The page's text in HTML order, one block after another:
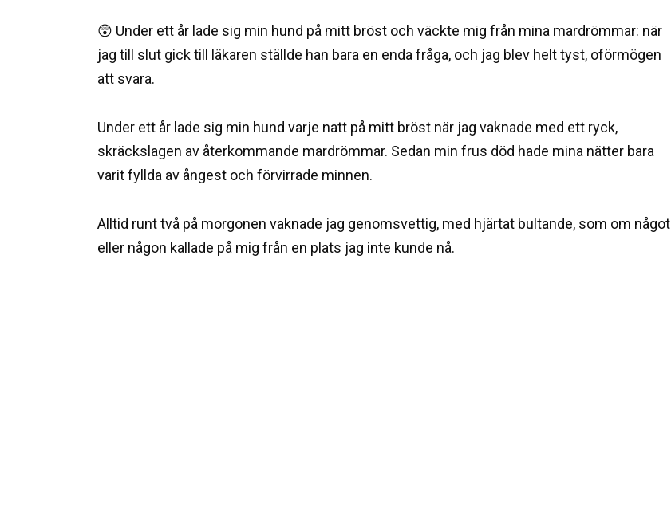
😲 Under ett år lade sig min hund på mitt bröst och väckte mig från mina mardrömmar: när
jag till slut gick till läkaren ställde han bara en enda fråga, och jag blev helt tyst, oförmögen
att svara.
Under ett år lade sig min hund varje natt på mitt bröst när jag vaknade med ett ryck,
skräckslagen av återkommande mardrömmar. Sedan min frus död hade mina nätter bara
varit fyllda av ångest och förvirrade minnen.
Alltid runt två på morgonen vaknade jag genomsvettig, med hjärtat bultande, som om något
eller någon kallade på mig från en plats jag inte kunde nå.